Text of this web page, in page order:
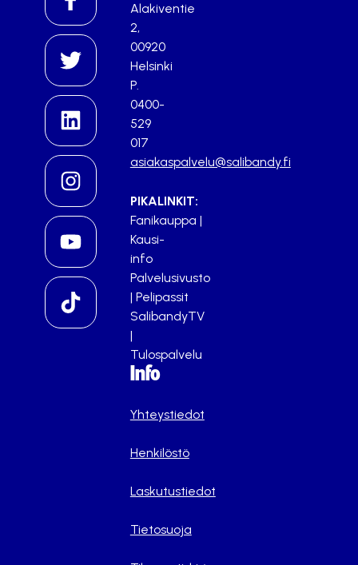
Alakiventie
2,
00920
Helsinki
P.
0400-
529
017
asiakaspalvelu@salibandy.fi
PIKALINKIT:
Fanikauppa |
Kausi-
info
Palvelusivusto
| Pelipassit
SalibandyTV
|
Tulospalvelu
Info
Yhteystiedot
Henkilöstö
Laskutustiedot
Tietosuoja